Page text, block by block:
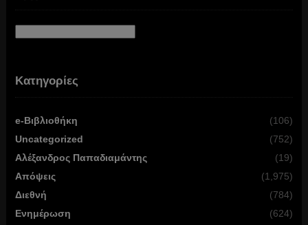
Κατηγορίες
e-Βιβλιοθήκη
(106)
Uncategorized
(752)
Αλέξανδρος Παπαδιαμάντης
(19)
Απόψεις
(1,975)
Διεθνή
(784)
Ενημέρωση
(624)